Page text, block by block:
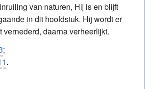
van naturen, Hij is en blijft
in dit hoofdstuk. Hij wordt er
vernederd, daarna verheerlijkt.
;
.